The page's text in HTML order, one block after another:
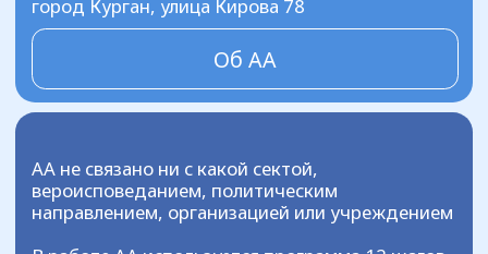
Придите в назначенное время на место сбора
группы. Там вы познакомитесь с остальными
участниками и вам окажут поддержку
Продолжайте ходить на собрания и не
забывайте, что мы рядом и всегда будем